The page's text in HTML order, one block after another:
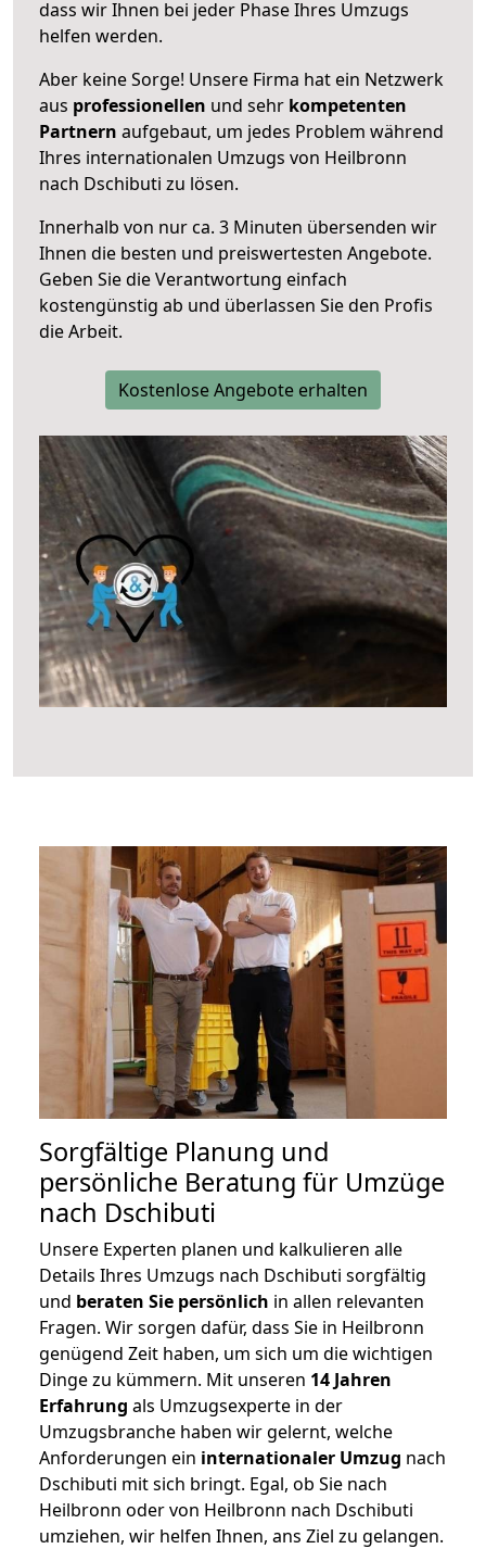
dass wir Ihnen bei jeder Phase Ihres Umzugs
helfen werden.
Aber keine Sorge! Unsere Firma hat ein Netzwerk
aus professionellen und sehr kompetenten
Partnern aufgebaut, um jedes Problem während
Ihres internationalen Umzugs von Heilbronn
nach Dschibuti zu lösen.
Innerhalb von nur ca. 3 Minuten übersenden wir
Ihnen die besten und preiswertesten Angebote.
Geben Sie die Verantwortung einfach
kostengünstig ab und überlassen Sie den Profis
die Arbeit.
Kostenlose Angebote erhalten
Sorgfältige Planung und
persönliche Beratung für Umzüge
nach Dschibuti
Unsere Experten planen und kalkulieren alle
Details Ihres Umzugs nach Dschibuti sorgfältig
und beraten Sie persönlich in allen relevanten
Fragen. Wir sorgen dafür, dass Sie in Heilbronn
genügend Zeit haben, um sich um die wichtigen
Dinge zu kümmern. Mit unseren 14 Jahren
Erfahrung als Umzugsexperte in der
Umzugsbranche haben wir gelernt, welche
Anforderungen ein internationaler Umzug nach
Dschibuti mit sich bringt. Egal, ob Sie nach
Heilbronn oder von Heilbronn nach Dschibuti
umziehen, wir helfen Ihnen, ans Ziel zu gelangen.